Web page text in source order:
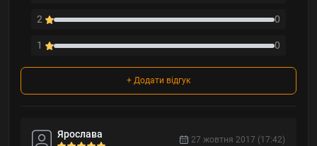
2 0
1 0
+ Додати відгук
Ярослава 27 жовтня 2017 (17:42)